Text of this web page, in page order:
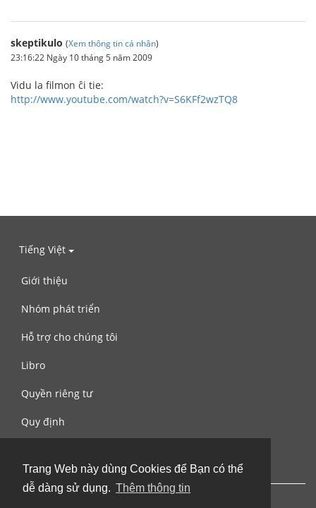
Trang Web này dùng Cookies để Bạn có thể
dễ dàng sử dụng. Thêm thông tin
skeptikulo (Xem thông tin cá nhân)
23:16:22 Ngày 10 tháng 5 năm 2009
Vidu la filmon ĉi tie:
http://www.youtube.com/watch?v=S6KFf2wzTQ8
Tiếng Việt
Giới thiệu
Nhóm phát triển
Hỗ trợ cho chúng tôi
Libro
Quyền riêng tư
Quy định